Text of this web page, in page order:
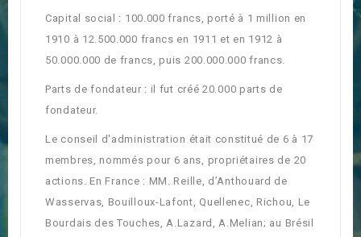
Capital social : 100.000 francs, porté à 1 million en
1910 à 12.500.000 francs en 1911 et en 1912 à
50.000.000 de francs, puis 200.000.000 francs.
Parts de fondateur : il fut créé 20.000 parts de
fondateur.
Le conseil d'administration était constitué de 6 à 17
membres, nommés pour 6 ans, propriétaires de 20
actions. En France : MM. Reille, d’Anthouard de
Wasservas, Bouilloux-Lafont, Quellenec, Richou, Le
Bourdais des Touches, A.Lazard, A.Melian; au Brésil